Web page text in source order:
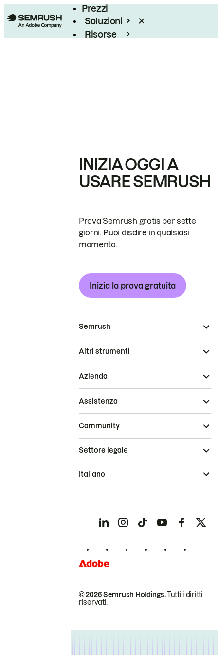
Prezzi
Soluzioni
Risorse
INIZIA OGGI A
USARE SEMRUSH
Prova Semrush gratis per sette
giorni. Puoi disdire in qualsiasi
momento.
Inizia la prova gratuita
Semrush
Altri strumenti
Azienda
Assistenza
Community
© 2026 Semrush Holdings.Tutti i diritti
riservati.
Settore legale
Italiano